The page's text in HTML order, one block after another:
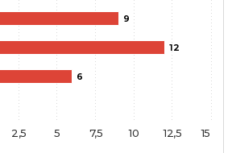
9
12
6
2,5 5 7,5 10 12,5 15